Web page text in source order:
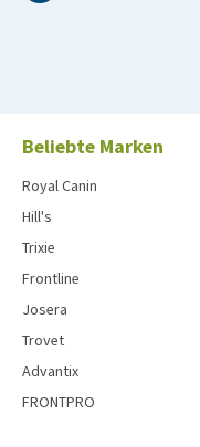
Beliebte Marken
Royal Canin
Hill's
Trixie
Frontline
Josera
Trovet
Advantix
FRONTPRO